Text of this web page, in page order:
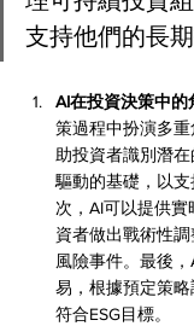
支持他們的長期
AI在投資決策中的
策過程中扮演多
助投資者識別潛
驅動的基礎，以
次，AI可以提供
資者做出戰術性
風險事件。最後
易，根據預定策
符合ESG目標。